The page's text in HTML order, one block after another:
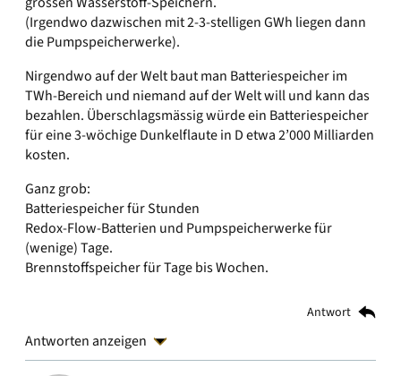
(Irgendwo dazwischen mit 2-3-stelligen GWh liegen dann
die Pumpspeicherwerke).
Nirgendwo auf der Welt baut man Batteriespeicher im
TWh-Bereich und niemand auf der Welt will und kann das
bezahlen. Überschlagsmässig würde ein Batteriespeicher
für eine 3-wöchige Dunkelflaute in D etwa 2’000 Milliarden
kosten.
Ganz grob:
Batteriespeicher für Stunden
Redox-Flow-Batterien und Pumpspeicherwerke für
(wenige) Tage.
Brennstoffspeicher für Tage bis Wochen.
Antwort
Antworten anzeigen